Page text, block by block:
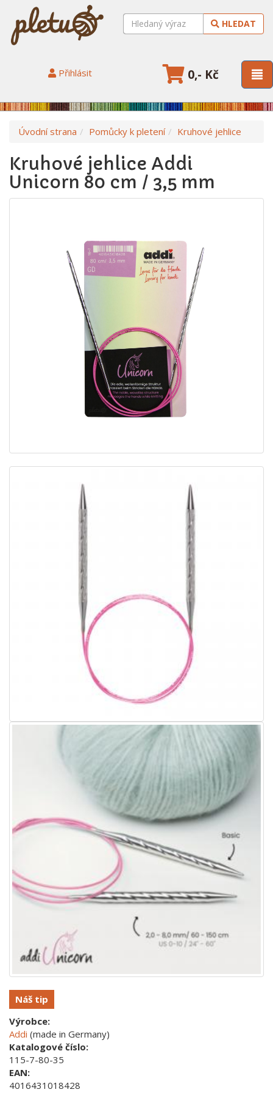
HLEDAT
Přihlásit 0,- Kč
Úvodní strana Pomůcky k pletení Kruhové jehlice
Kruhové jehlice Addi
Unicorn 80 cm / 3,5 mm
Náš tip
Výrobce:
Addi (made in Germany)
Katalogové číslo:
115-7-80-35
EAN:
4016431018428